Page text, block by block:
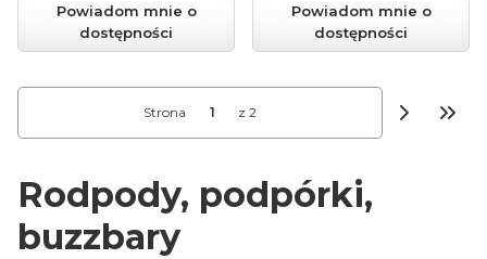
Powiadom mnie o
dostępności
Powiadom mnie o
dostępności
Strona z 2
Rodpody, podpórki,
buzzbary